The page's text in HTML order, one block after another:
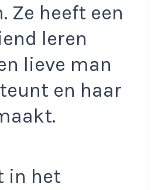
Ze heeft een
leren
lieve man
en haar
in het